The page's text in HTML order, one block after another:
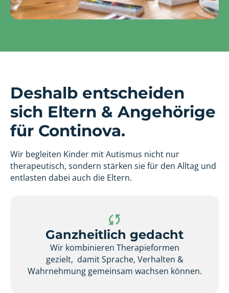
Deshalb entscheiden
sich Eltern & Angehörige
für Continova.
Wir begleiten Kinder mit Autismus nicht nur
therapeutisch, sondern stärken sie für den Alltag und
entlasten dabei auch die Eltern.
Ganzheitlich gedacht
Wir kombinieren Therapieformen
gezielt, damit Sprache, Verhalten &
Wahrnehmung gemeinsam wachsen können.